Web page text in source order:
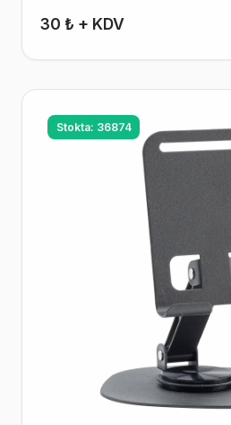
30 ₺ + KDV
Stokta: 36874